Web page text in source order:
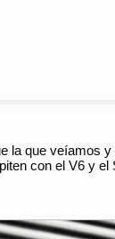
la que veíamos
con el V6 y